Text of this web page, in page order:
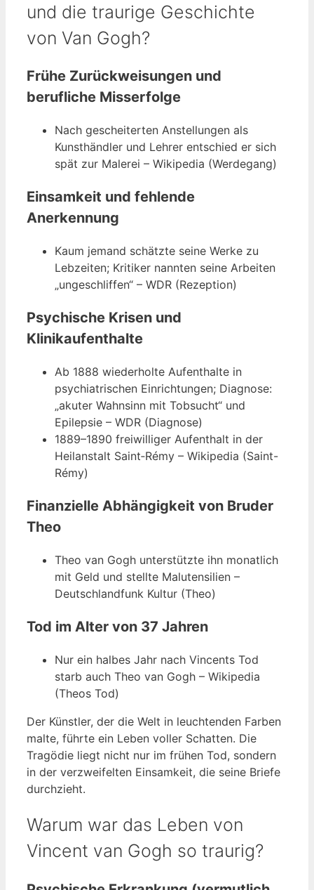
und die traurige Geschichte
von Van Gogh?
Frühe Zurückweisungen und
berufliche Misserfolge
Nach gescheiterten Anstellungen als
Kunsthändler und Lehrer entschied er sich
spät zur Malerei – Wikipedia (Werdegang)
Einsamkeit und fehlende
Anerkennung
Kaum jemand schätzte seine Werke zu
Lebzeiten; Kritiker nannten seine Arbeiten
„ungeschliffen“ – WDR (Rezeption)
Psychische Krisen und
Klinikaufenthalte
Ab 1888 wiederholte Aufenthalte in
psychiatrischen Einrichtungen; Diagnose:
„akuter Wahnsinn mit Tobsucht“ und
Epilepsie – WDR (Diagnose)
1889–1890 freiwilliger Aufenthalt in der
Heilanstalt Saint‑Rémy – Wikipedia (Saint-
Rémy)
Finanzielle Abhängigkeit von Bruder
Theo
Theo van Gogh unterstützte ihn monatlich
mit Geld und stellte Malutensilien –
Deutschlandfunk Kultur (Theo)
Tod im Alter von 37 Jahren
Nur ein halbes Jahr nach Vincents Tod
starb auch Theo van Gogh – Wikipedia
(Theos Tod)
Der Künstler, der die Welt in leuchtenden Farben
malte, führte ein Leben voller Schatten. Die
Tragödie liegt nicht nur im frühen Tod, sondern
in der verzweifelten Einsamkeit, die seine Briefe
durchzieht.
Warum war das Leben von
Vincent van Gogh so traurig?